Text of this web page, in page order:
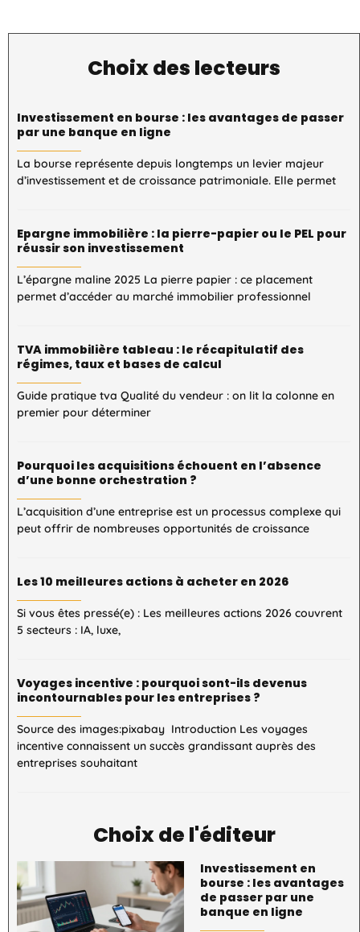
Choix des lecteurs
Investissement en bourse : les avantages de passer
par une banque en ligne
La bourse représente depuis longtemps un levier majeur
d’investissement et de croissance patrimoniale. Elle permet
Epargne immobilière : la pierre-papier ou le PEL pour
réussir son investissement
L’épargne maline 2025 La pierre papier : ce placement
permet d’accéder au marché immobilier professionnel
TVA immobilière tableau : le récapitulatif des
régimes, taux et bases de calcul
Guide pratique tva Qualité du vendeur : on lit la colonne en
premier pour déterminer
Pourquoi les acquisitions échouent en l’absence
d’une bonne orchestration ?
L’acquisition d’une entreprise est un processus complexe qui
peut offrir de nombreuses opportunités de croissance
Les 10 meilleures actions à acheter en 2026
Si vous êtes pressé(e) : Les meilleures actions 2026 couvrent
5 secteurs : IA, luxe,
Voyages incentive : pourquoi sont-ils devenus
incontournables pour les entreprises ?
Source des images:pixabay Introduction Les voyages
incentive connaissent un succès grandissant auprès des
entreprises souhaitant
Choix de l'éditeur
Investissement en
bourse : les avantages
de passer par une
banque en ligne